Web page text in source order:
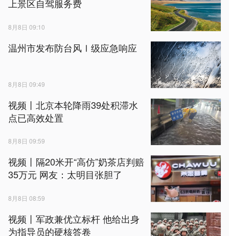
上景区自驾服务费
8月8日 09:10
温州市发布防台风Ⅰ级应急响应
8月8日 09:49
视频丨北京本轮降雨39处积滞水
点已高效处置
8月8日 09:59
视频丨隔20米开“高仿”奶茶店判赔
35万元 网友：太明目张胆了
8月8日 08:59
视频丨军政兼优立标杆 他给出身
为指导员的硬核答卷